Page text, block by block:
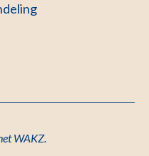
WAKZ.